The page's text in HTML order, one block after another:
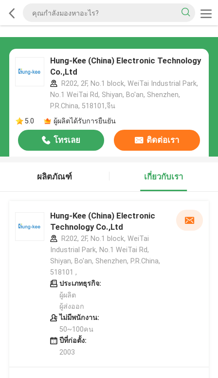
Hung-Kee (China) Electronic Technology
Co.,Ltd
R202, 2F, No.1 block, WeiTai Industrial Park,
No.1 WeiTai Rd, Shiyan, Bo'an, Shenzhen,
P.R.China, 518101​​​​​​​,จีน
5.0
ผู้ผลิตได้รับการยืนยัน
โทรเลย ติดต่อเรา
ผลิตภัณฑ์ เกี่ยวกับเรา
Hung-Kee (China) Electronic
Technology Co.,Ltd
R202, 2F, No.1 block, WeiTai
Industrial Park, No.1 WeiTai Rd,
Shiyan, Bo'an, Shenzhen, P.R.China,
518101​​​​​​​ ,
ประเภทธุรกิจ:
ผู้ผลิต
ผู้ส่งออก
ไม่มีพนักงาน:
50~100คน
ปีที่ก่อตั้ง:
2003